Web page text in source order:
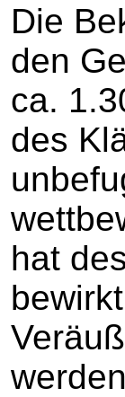
Die
den
ca.
des
hat